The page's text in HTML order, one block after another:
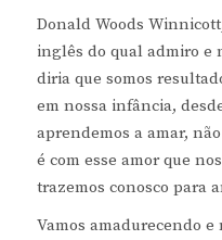
Donald Woods
inglês do qual admiro e
diria que somos
em nossa infância,
aprendemos a amar,
é com esse amor que
trazemos conosco para
Vamos amadurecendo